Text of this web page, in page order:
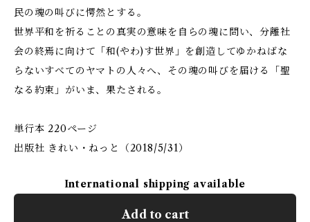
民の魂の叫びに愕然とする。
世界平和を祈ることの真実の意味を自らの魂に問い、分離社
会の終焉に向けて「和(やわ)す世界」を創造してゆかねばな
らないすべてのヤマトの人々へ、その魂の叫びを届ける「聖
なる約束」がいま、果たされる。
単行本 220ページ
出版社 きれい・ねっと（2018/5/31）
International shipping available
Add to cart